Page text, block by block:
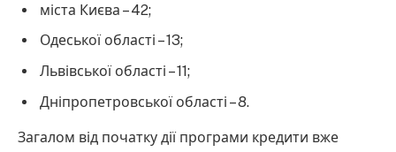
міста Києва – 42;
Одеської області – 13;
Львівської області – 11;
Дніпропетровської області – 8.
Загалом від початку дії програми кредити вже